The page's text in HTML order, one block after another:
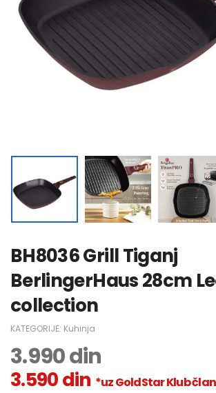
BH8036 Grill Tiganj
BerlingerHaus 28cm
collection
KATEGORIJE: Kuhinja
3.990din
3.590din *uz GoldStar Klub